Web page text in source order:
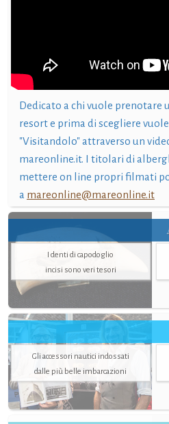
Dedicato a chi vuole prenotare
resort e prima di scegliere
"Visitandolo" attraverso un
mareonline.it. I titolari di
mettere on line propri filmati
a mareonline@mareonline.it
I denti di capodoglio
incisi sono veri tesori
Gli accessori nautici indossati
dalle più belle imbarcazioni